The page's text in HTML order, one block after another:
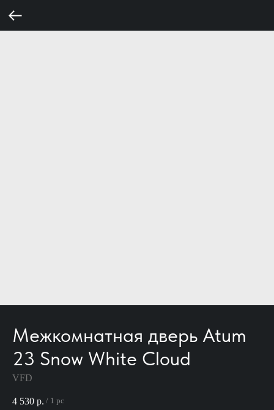
Межкомнатная дверь Atum
23 Snow White Cloud
VFD
4 530 р. / 1 pc